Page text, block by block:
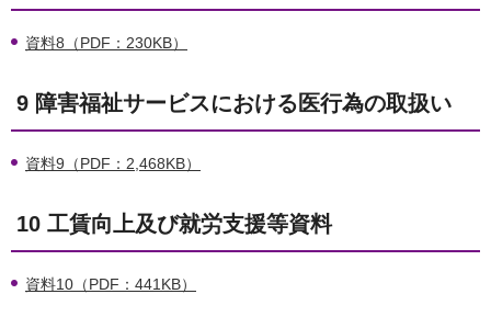
資料8（PDF：230KB）
9 障害福祉サービスにおける医行為の取扱い
資料9（PDF：2,468KB）
10 工賃向上及び就労支援等資料
資料10（PDF：441KB）